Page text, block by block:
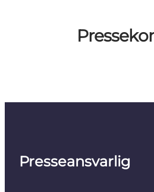
Presseansvarlig